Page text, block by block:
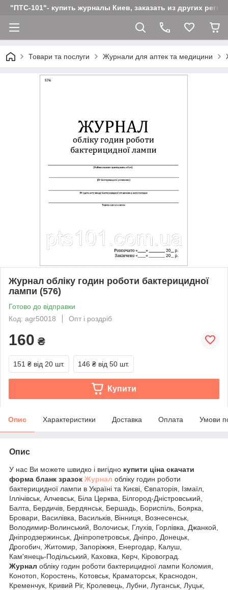
"ПТС-101"- купить журналы Киев, заказать из других
Товари та послуги Журнали для аптек та медицини
Журнал обліку годин роботи бактерицидної
лампи (576)
Готово до відправки
Код: agr50018
Опт і роздріб
160 ₴
151 ₴ від 20 шт. 146 ₴ від 50 шт.
Купити
Опис Характеристики Доставка Оплата Умови
Опис
У нас Ви можете швидко і вигідно купити ціна скачати
форма бланк зразок Журнал обліку годин роботи
бактерицидної лампи в Україні та Києві, Євпаторія, Ізмаїл,
Іллічівськ, Алчевськ, Біла Церква, Білгород-Дністровський,
Балта, Бердичів, Бердянськ, Бершадь, Бориспіль, Боярка,
Бровари, Василівка, Васильків, Вінниця, Вознесенськ,
Володимир-Волинський, Волочиськ, Глухів, Горлівка, Джанкой,
Дніпродзержинськ, Дніпропетровськ, Дніпро, Донецьк,
Дрогобич, Житомир, Запоріжжя, Енергодар, Калуш,
Кам'янець-Подільський, Каховка, Керч, Кіровоград.
Журнал обліку годин роботи бактерицидної лампи Коломия,
Конотоп, Коростень, Котовськ, Краматорськ, Краснодон,
Кременчук, Кривий Ріг, Кролевець, Лубни, Луганськ, Луцьк,